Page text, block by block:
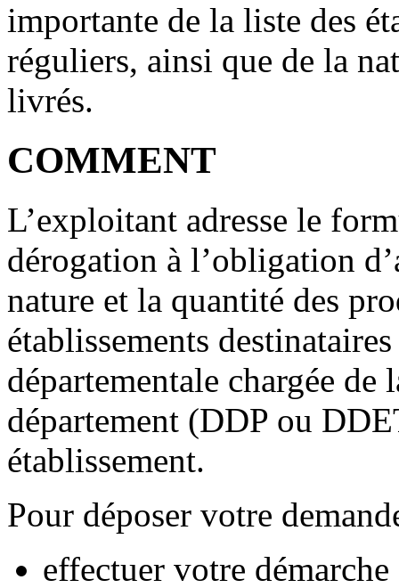
importante de la liste des
réguliers, ainsi que de la
livrés.
COMMENT
L’exploitant adresse le
dérogation à l’obligation
nature et la quantité des
établissements
départementale chargée
département (DDP ou
établissement.
Pour déposer votre
effectuer votre